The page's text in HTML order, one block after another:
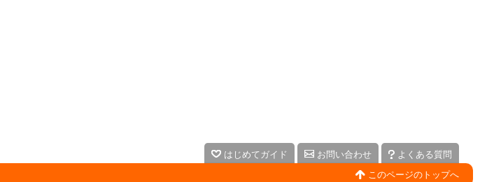
はじめてガイド お問い合わせ
よくある質問
このページのトップへ